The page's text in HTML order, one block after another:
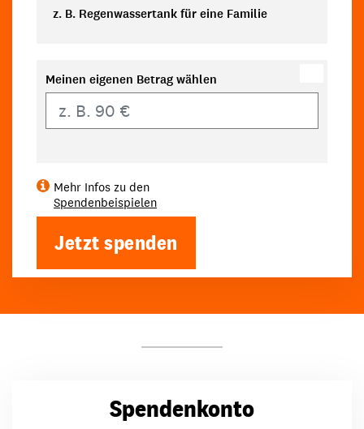
z. B. Regenwassertank für eine Familie
Meinen eigenen Betrag wählen
Mehr Infos zu den
Spendenbeispielen
Jetzt spenden
Spendenkonto